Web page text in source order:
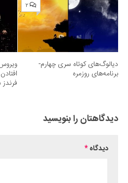
۲
دیالوگ‌های کوتاه سری چهارم-
برنامه‌های روزمره
دیدگاهتان را بنویسید
دیدگاه*